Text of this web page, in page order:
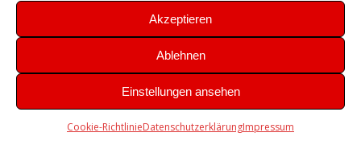
Akzeptieren
Ablehnen
Einstellungen ansehen
Cookie-RichtlinieDatenschutzerklärungImpressum
Theme